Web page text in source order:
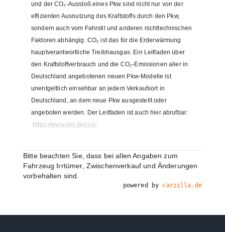
und der CO₂-Ausstoß eines Pkw sind nicht nur von der
effizienten Ausnutzung des Kraftstoffs durch den Pkw,
sondern auch vom Fahrstil und anderen nichttechnischen
Faktoren abhängig. CO₂ ist das für die Erderwärmung
hauptverantwortliche Treibhausgas. Ein Leitfaden über
den Kraftstoffverbrauch und die CO₂-Emissionen aller in
Deutschland angebotenen neuen Pkw-Modelle ist
unentgeltlich einsehbar an jedem Verkaufsort in
Deutschland, an dem neue Pkw ausgestellt oder
angeboten werden. Der Leitfaden ist auch hier abrufbar:
https://www.dat.de/co2/
Bitte beachten Sie, dass bei allen Angaben zum
Fahrzeug Irrtümer, Zwischenverkauf und Änderungen
vorbehalten sind.
powered by carzilla.de